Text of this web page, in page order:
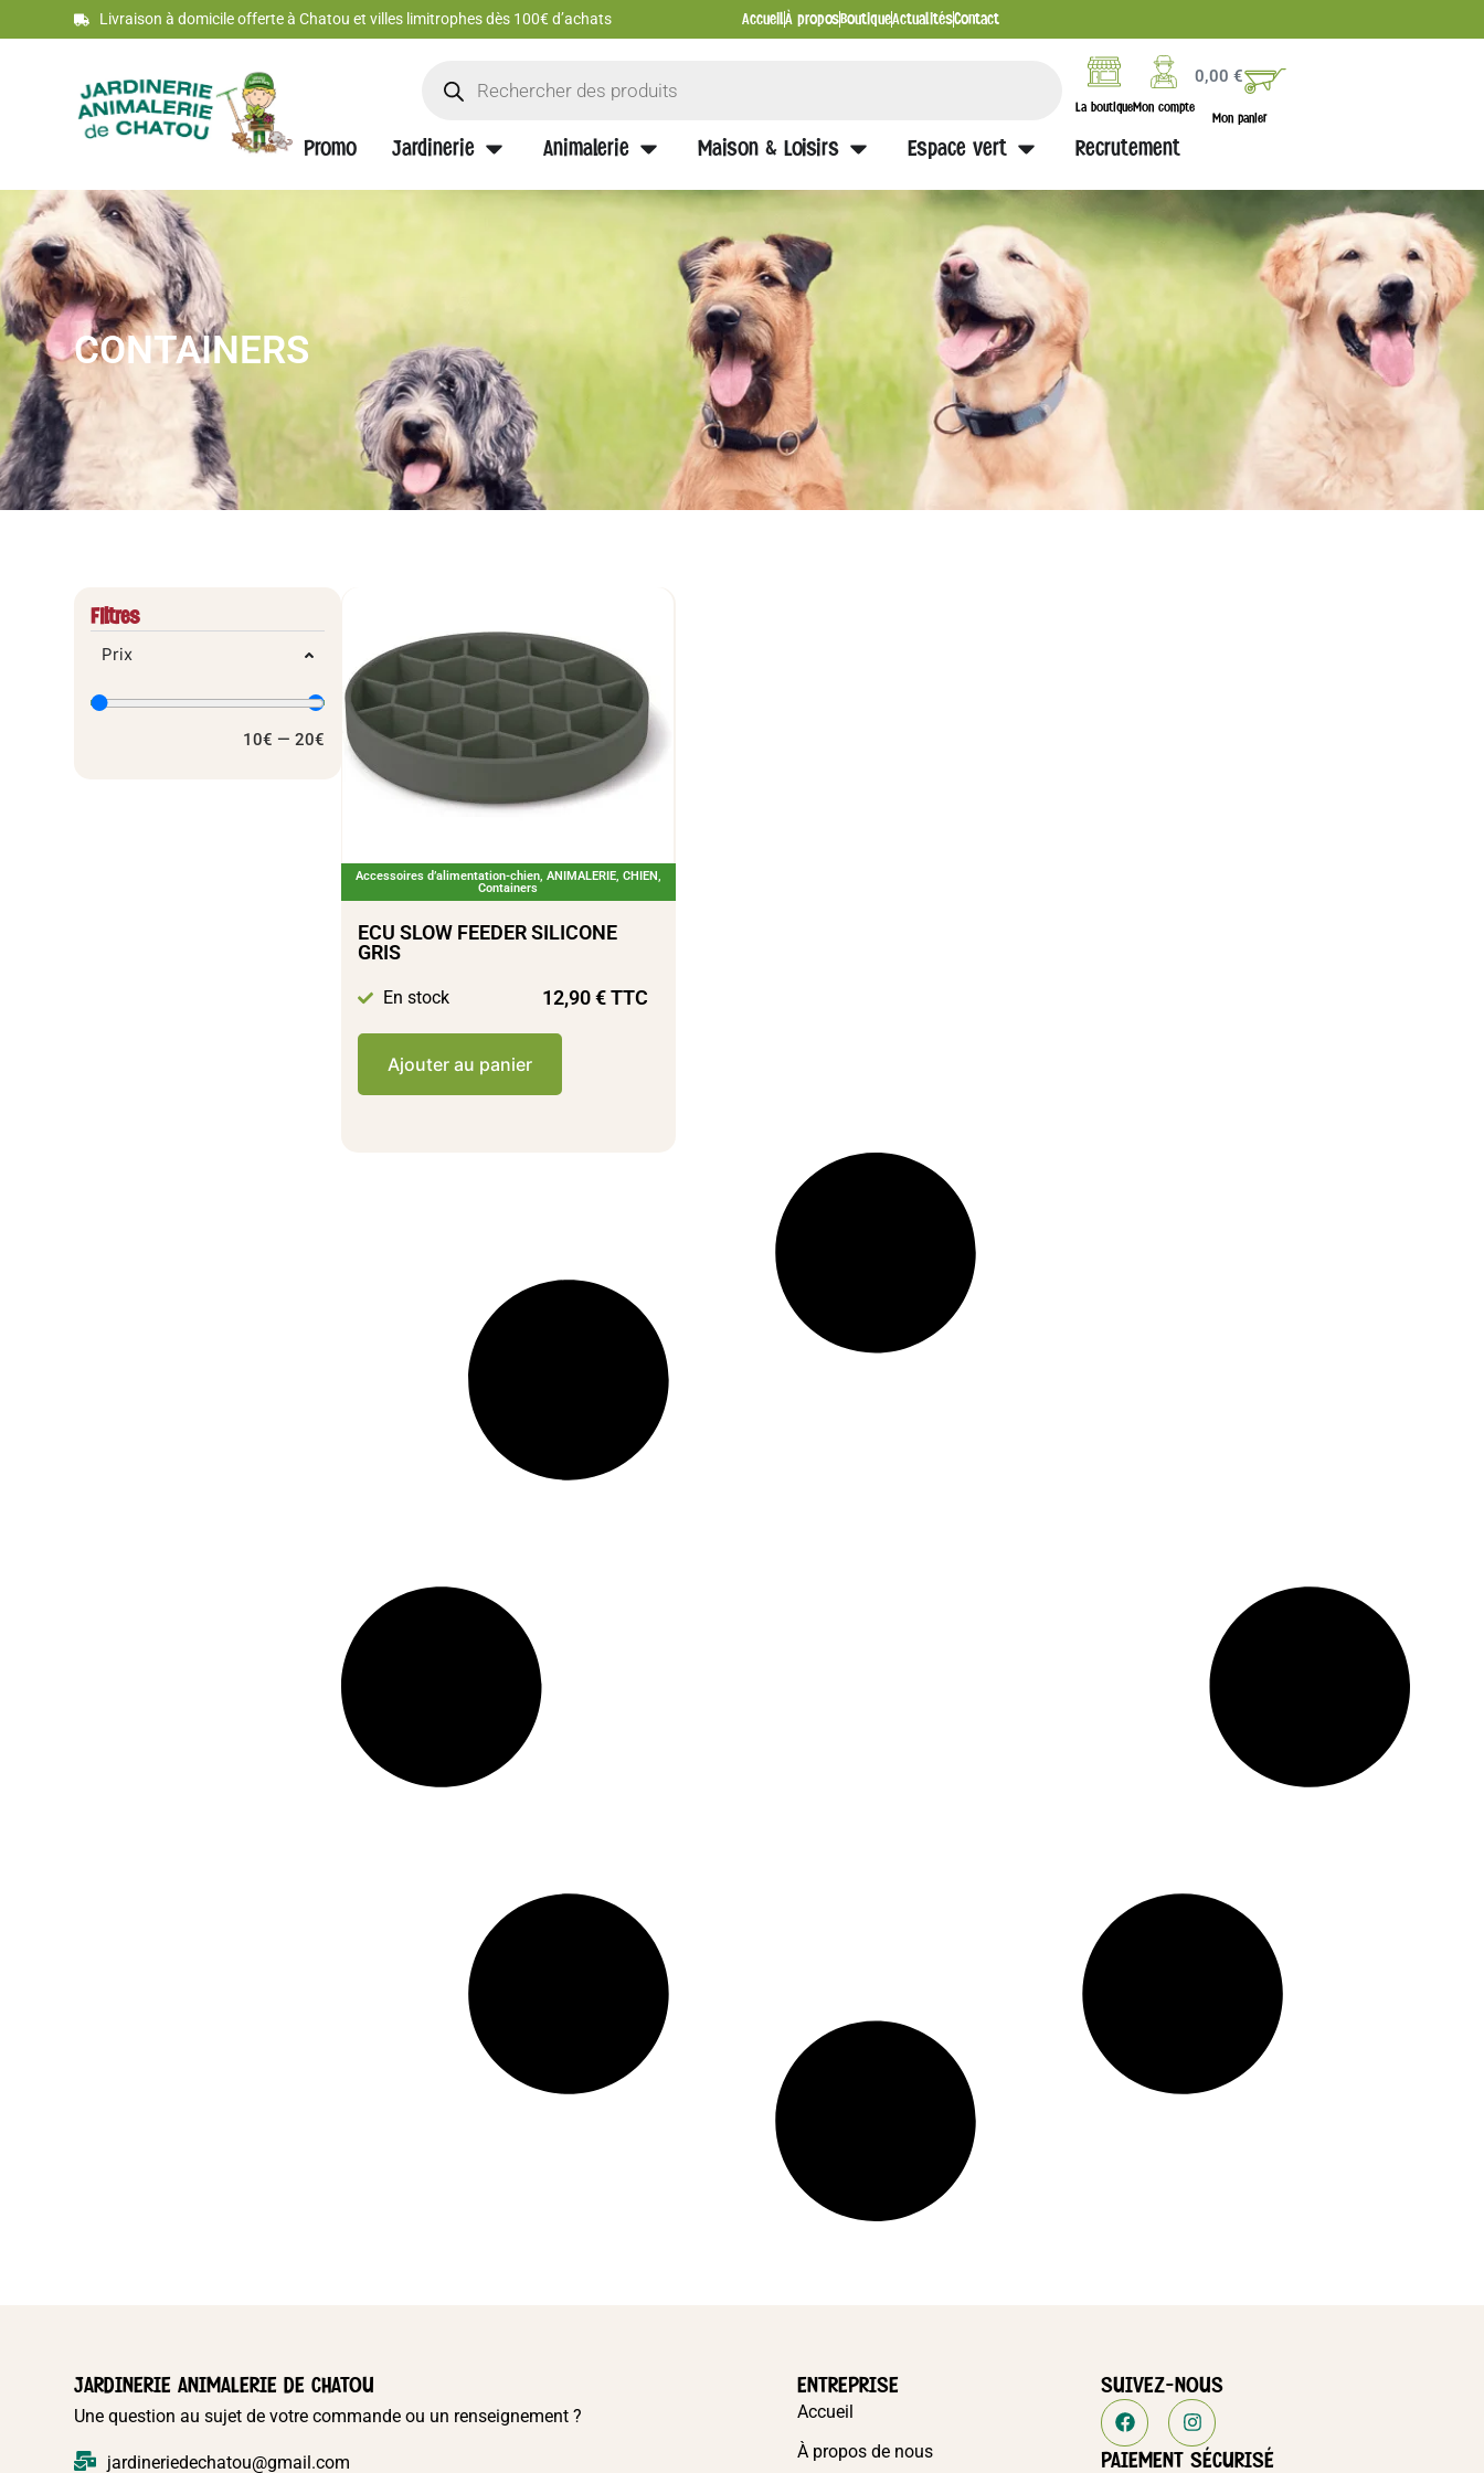
Livraison à domicile offerte à Chatou et villes limitrophes dès 100€ d’achats AccueilÀ proposBoutiqueActualitésContact
La boutiqueMon compte
0,00€
Mon panier
Promo Jardinerie Animalerie Maison & Loisirs Espace vert Recrutement
CONTAINERS
Filtres
Prix
10€ —20€
Accessoires d’alimentation-chien, ANIMALERIE, CHIEN,
Containers
ECU SLOW FEEDER SILICONE
GRIS
En stock 12,90€TTC
Ajouter au panier
SUIVEZ-NOUS
PAIEMENT SÉCURISÉ
ENTREPRISE
Accueil
À propos de nous
JARDINERIE ANIMALERIE DE CHATOU
Une question au sujet de votre commande ou un renseignement ?
jardineriedechatou@gmail.com